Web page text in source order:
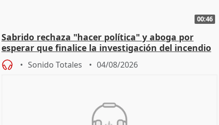
00:46
Sabrido rechaza "hacer política" y aboga por
esperar que finalice la investigación del incendio
Sonido Totales 04/08/2026